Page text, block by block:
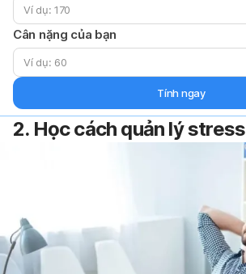
Cân nặng của bạn
Tính ngay
2. Học cách quản lý stress